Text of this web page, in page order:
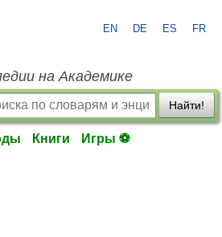
EN DE ES FR
на Академике
Найти!
Книги Игры ⚽